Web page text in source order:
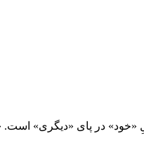
«خود» در پای «دیگری»